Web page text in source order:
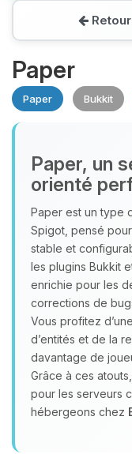
Paper
Paper Bukkit
Paper, un
orienté
Paper est un type
Spigot, pensé
stable et
les plugins Bukkit
enrichie pour les
corrections de
Vous profitez
d’entités et de la
davantage de
Grâce à ces atouts,
pour les serveurs
hébergeons chez
Youpi,
parler !
tu as
petits
07/08/